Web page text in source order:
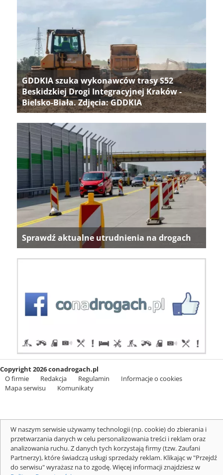
GDDKIA szuka wykonawców trasy S52
Beskidzkiej Drogi Integracyjnej Kraków -
Bielsko-Biała. Zdjęcia: GDDKIA
Sprawdź aktualne utrudnienia na drogach
Copyright 2026 conadrogach.pl
O firmie
Redakcja Regulamin
Informacje o cookies
Mapa serwisu
Komunikaty
W naszym serwisie używamy technologii (np. cookie) do zbierania i
przetwarzania danych w celu personalizowania treści i reklam oraz
analizowania ruchu. Z danych tych korzystają firmy (tzw. Zaufani
Partnerzy), które świadczą usługi sprzedaży reklam. Klikając w "Przejdź
do serwisu" wyrażasz na to zgodę. Więcej informacji znajdziesz w